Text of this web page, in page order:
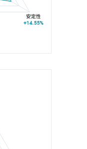
安定性
+14.55%